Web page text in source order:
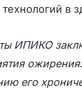
в
ИПИКО
его